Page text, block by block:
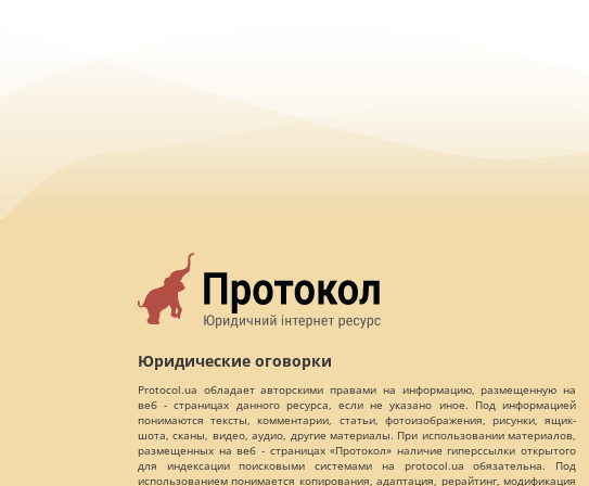
Юридические оговорки
Protocol.ua обладает авторскими правами на информацию, размещенную на
веб - страницах данного ресурса, если не указано иное. Под информацией
понимаются тексты, комментарии, статьи, фотоизображения, рисунки, ящик-
шота, сканы, видео, аудио, другие материалы. При использовании материалов,
размещенных на веб - страницах «Протокол» наличие гиперссылки открытого
для индексации поисковыми системами на protocol.ua обязательна. Под
использованием понимается копирования, адаптация, рерайтинг, модификация